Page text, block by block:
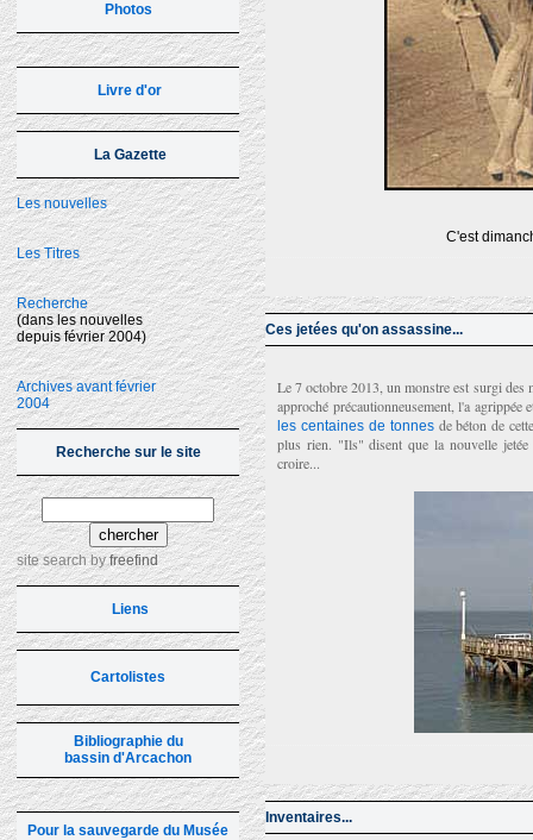
Photos
Livre d'or
La Gazette
Les nouvelles
Les Titres
Recherche
(dans les nouvelles
depuis février 2004)
Archives avant février
2004
Recherche sur le site
site searchbyfreefind
Liens
Cartolistes
Bibliographie du
bassin d'Arcachon
Pour la sauvegarde du Musée
C'est
Ces jetées qu'on assassine...
Le 7 octobre 2013, un monstre est surgi des
approché précautionneusement, l'a
les centaines de tonnesde béton de
plus rien. "Ils" disent que la nouvelle
croire...
Inventaires...